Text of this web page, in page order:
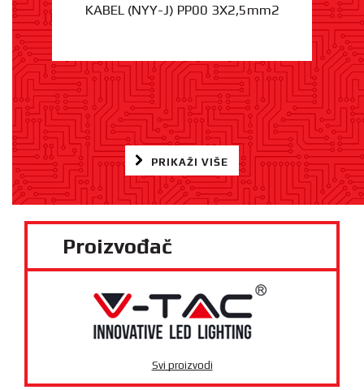
Proizvođač
Svi proizvodi
KABEL (NYY-J) PP00 3X2,5mm2
PRIKAŽI VIŠE